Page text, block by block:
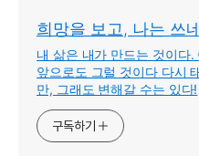
희망을 보고, 나는 쓰
내 삶은 내가 만드는 것이다.
앞으로도 그럴 것이다 다시
만, 그래도 변해갈 수는 있다!
구독하기